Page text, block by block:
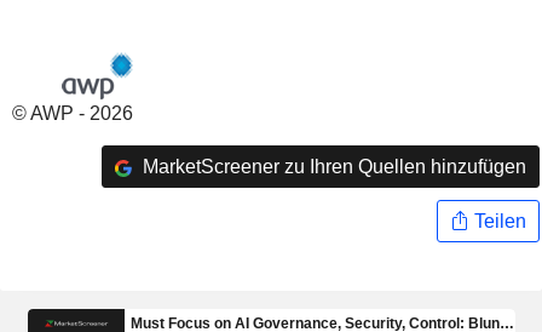
© AWP - 2026
MarketScreener zu Ihren Quellen hinzufügen
Teilen